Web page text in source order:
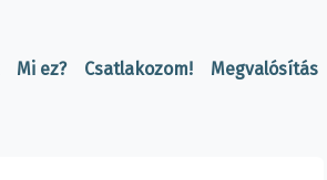
Mi ez? Csatlakozom! Megvalósítás